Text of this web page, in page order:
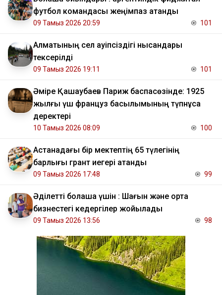
футбол командасы жеңімпаз атанды
09 Тамыз 2026 20:59 101
Алматының сел қауіпсіздігі нысандары
тексерілді
09 Тамыз 2026 19:11 101
Әміре Қашаубаев Париж баспасөзінде: 1925
жылғы үш француз басылымының түпнұсқа
деректері
10 Тамыз 2026 08:09 100
Астанадағы бір мектептің 65 түлегінің
барлығы грант иегері атанды
09 Тамыз 2026 17:48 99
Әділетті болашақ үшін : Шағын және орта
бизнестегі кедергілер жойылады
09 Тамыз 2026 13:56 98